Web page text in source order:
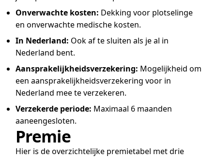
Onverwachte kosten: Dekking voor plotselinge
en onverwachte medische kosten.
In Nederland: Ook af te sluiten als je al in
Nederland bent.
Aansprakelijkheidsverzekering: Mogelijkheid om
een aansprakelijkheidsverzekering voor in
Nederland mee te verzekeren.
Verzekerde periode: Maximaal 6 maanden
aaneengesloten.
Premie
Hier is de overzichtelijke premietabel met drie